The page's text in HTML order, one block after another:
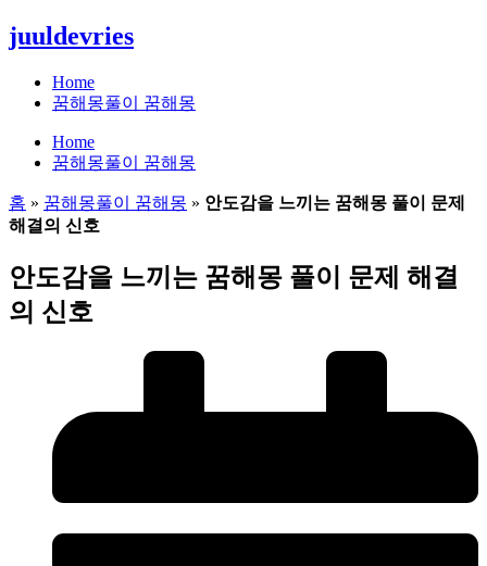
콘
텐
juuldevries
Home
꿈해몽풀이 꿈해몽
Home
꿈해몽풀이 꿈해몽
홈 » 꿈해몽풀이 꿈해몽 » 안도감을 느끼는 꿈해몽 풀이 문제
해결의 신호
안도감을 느끼는 꿈해몽 풀이 문제 해결
의 신호